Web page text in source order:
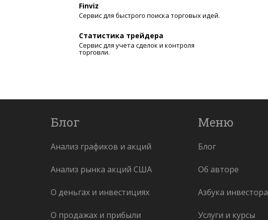
Finviz
Сервис для быстрого поиска торговых идей.
Статистика трейдера
Сервис для учета сделок и контроля
торговли.
Блог
Анализ графиков и акций
Анализ рынка акций США
О деньгах и инвестициях
О продажах и прибыли
Меню
Блог
Об авторе
Азбука инвестора
Услуги и курсы